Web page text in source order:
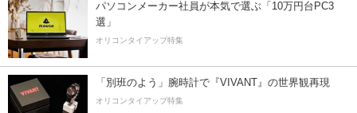
パソコンメーカー社員が本気で選ぶ「10万円台PC3
選」
オリコンタイアップ特集
「別班のよう」腕時計で『VIVANT』の世界観再現
オリコンタイアップ特集